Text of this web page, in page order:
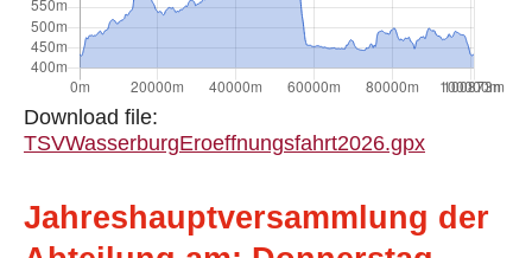
Download file:
TSVWasserburgEroeffnungsfahrt2026.gpx
Jahreshauptversammlung der